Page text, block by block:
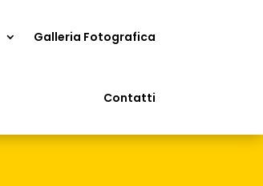
Galleria Fotografica
Contatti